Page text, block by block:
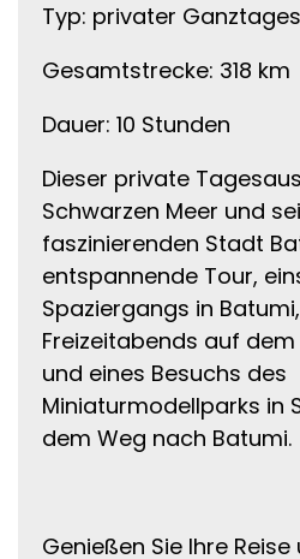
Typ: privater
Gesamtstrecke: 318 km
Dauer: 10 Stunden
Dieser private
Schwarzen Meer und
faszinierenden Stadt
entspannende Tour,
Spaziergangs in
Freizeitabends auf
und eines Besuchs des
Miniaturmodellparks in
dem Weg nach Batumi.
Genießen Sie Ihre